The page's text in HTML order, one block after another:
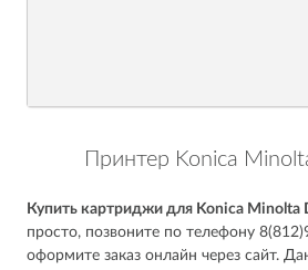
Принтер Konica
Купить картриджи для Konica Minolta
просто, позвоните по телефону
оформите заказ онлайн через сайт.